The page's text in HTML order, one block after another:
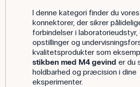
I denne kategori finder du
konnektorer, der sikrer
forbindelser i
opstillinger og
kvalitetsprodukter som
stikben med M4 gevind er du
holdbarhed og præcision i dine
eksperimenter.